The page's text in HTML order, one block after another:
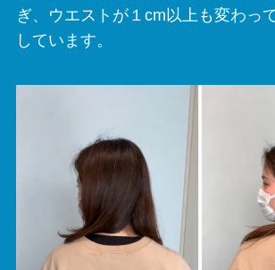
ぎ、ウエストが１cm以上も変わっ
しています。